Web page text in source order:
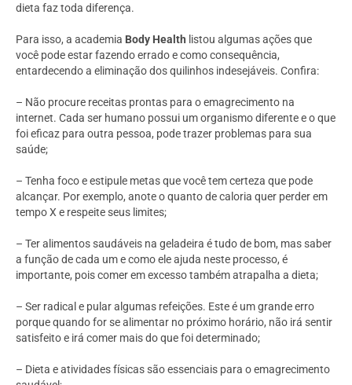
dieta faz toda diferença.
Para isso, a academia Body Health listou algumas ações que
você pode estar fazendo errado e como consequência,
entardecendo a eliminação dos quilinhos indesejáveis. Confira:
– Não procure receitas prontas para o emagrecimento na
internet. Cada ser humano possui um organismo diferente e o que
foi eficaz para outra pessoa, pode trazer problemas para sua
saúde;
– Tenha foco e estipule metas que você tem certeza que pode
alcançar. Por exemplo, anote o quanto de caloria quer perder em
tempo X e respeite seus limites;
– Ter alimentos saudáveis na geladeira é tudo de bom, mas saber
a função de cada um e como ele ajuda neste processo, é
importante, pois comer em excesso também atrapalha a dieta;
– Ser radical e pular algumas refeições. Este é um grande erro
porque quando for se alimentar no próximo horário, não irá sentir
satisfeito e irá comer mais do que foi determinado;
– Dieta e atividades físicas são essenciais para o emagrecimento